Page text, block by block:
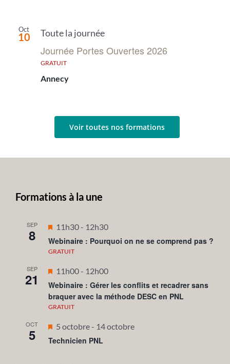
Oct
10 Toute la journée
Journée Portes Ouvertes 2026
GRATUIT
Annecy
Voir toutes nos formations
Formations à la une
SEP
8
Mis
en
avant
11h30- 12h30
Webinaire : Pourquoi on ne se comprend pas ?
GRATUIT
SEP
21
Mis
en
avant
11h00- 12h00
Webinaire : Gérer les conflits et recadrer sans
braquer avec la méthode DESC en PNL
GRATUIT
OCT
5
Mis
en
5 octobre- 14 octobre
Technicien PNL